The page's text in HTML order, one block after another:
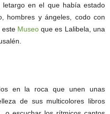
en el que había estado
hombres y ángeles, codo con
este Museoque es Lalibela, una
en la roca que unen unas
de sus multicolores libros